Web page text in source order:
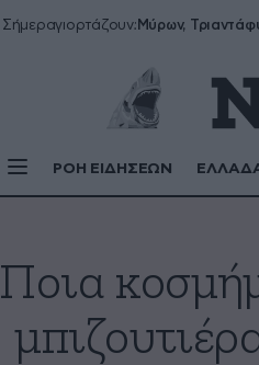
Σήμεραγιορτάζουν:
ΡΟΗ ΕΙΔΗΣΕΩΝ
Ποια